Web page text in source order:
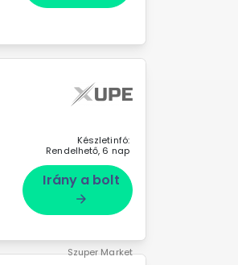
Készletinfó:
Rendelhető, 6 nap
Irány a bolt
arrow_forward
Szuper Market